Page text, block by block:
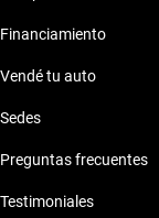
Financiamiento
Vendé tu auto
Sedes
Preguntas frecuentes
Testimoniales